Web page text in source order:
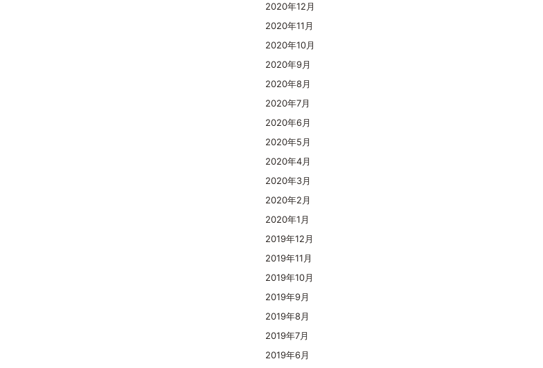
2020年12月
2020年11月
2020年10月
2020年9月
2020年8月
2020年7月
2020年6月
2020年5月
2020年4月
2020年3月
2020年2月
2020年1月
2019年12月
2019年11月
2019年10月
2019年9月
2019年8月
2019年7月
2019年6月